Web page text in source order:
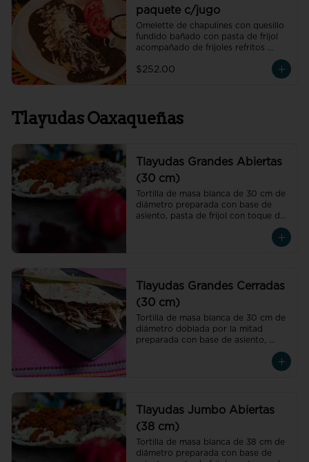
paquete c/jugo
Omelette de chapulines con quesillo
fundido bañado con pasta de frijol
acompañado de frijoles refritos
un vaso de jugo de temporada
mini y un bolillo mini.
$252.00
Tlayudas Oaxaqueñas
Tlayudas Grandes Abiertas
(30 cm)
Tortilla de masa blanca de 30 cm de
diámetro preparada con base de
asiento, pasta de frijol con toque de
Tlayudas Grandes Cerradas
(30 cm)
Tortilla de masa blanca de 30 cm de
diámetro doblada por la mitad
preparada con base de asiento,
pasta de frijol con toque de hoja de
Tlayudas Jumbo Abiertas
(38 cm)
Tortilla de masa blanca de 38 cm de
diámetro preparada con base de